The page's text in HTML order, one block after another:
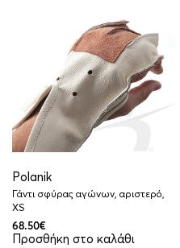
Polanik
Γάντι σφύρας αγώνων, αριστερό,
XS
68.50€
Προσθήκη στο καλάθι